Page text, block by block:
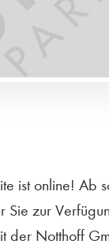
ist online! Ab
Sie zur
der Notthoff